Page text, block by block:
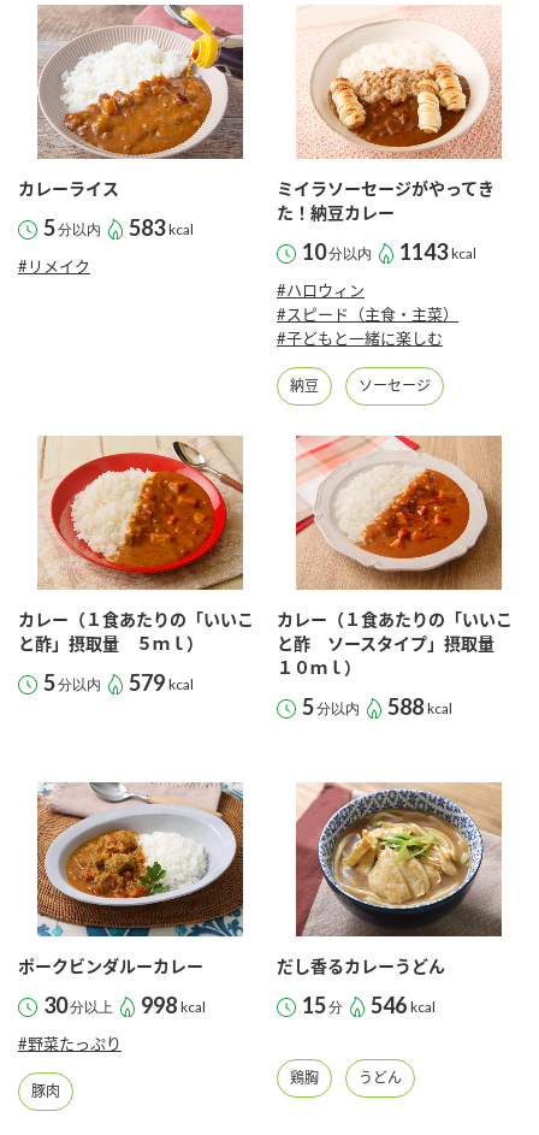
カレーライス
5分以内 583 kcal
#リメイク
ミイラソーセージがやってき
た！納豆カレー
10分以内 1143 kcal
#ハロウィン
#スピード（主食・主菜）
#子どもと一緒に楽しむ
納豆 ソーセージ
カレー（１食あたりの「いいこ
と酢」摂取量 ５ｍｌ）
5分以内 579 kcal
カレー（１食あたりの「いいこ
と酢 ソースタイプ」摂取量
１０ｍｌ）
5分以内 588 kcal
ポークビンダルーカレー
30分以上 998 kcal
#野菜たっぷり
豚肉
だし香るカレーうどん
15分 546 kcal
鶏胸 うどん